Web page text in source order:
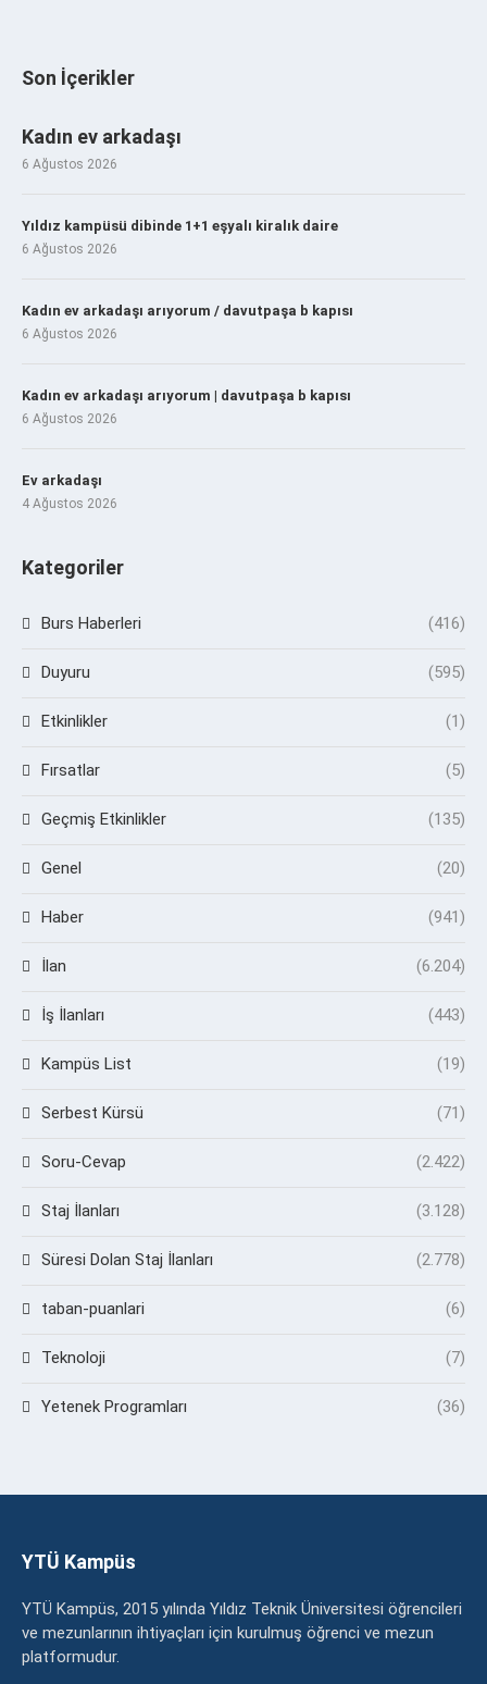
Son İçerikler
Kadın ev arkadaşı
6 Ağustos 2026
Yıldız kampüsü dibinde 1+1 eşyalı kiralık daire
6 Ağustos 2026
Kadın ev arkadaşı arıyorum / davutpaşa b kapısı
6 Ağustos 2026
Kadın ev arkadaşı arıyorum | davutpaşa b kapısı
6 Ağustos 2026
Ev arkadaşı
4 Ağustos 2026
Kategoriler
Burs Haberleri (416)
Duyuru (595)
Etkinlikler (1)
Fırsatlar (5)
Geçmiş Etkinlikler (135)
Genel (20)
Haber (941)
İlan (6.204)
İş İlanları (443)
Kampüs List (19)
Serbest Kürsü (71)
Soru-Cevap (2.422)
Staj İlanları (3.128)
Süresi Dolan Staj İlanları (2.778)
taban-puanlari (6)
Teknoloji (7)
Yetenek Programları (36)
YTÜ Kampüs
YTÜ Kampüs, 2015 yılında Yıldız Teknik Üniversitesi öğrencileri
ve mezunlarının ihtiyaçları için kurulmuş öğrenci ve mezun
platformudur.